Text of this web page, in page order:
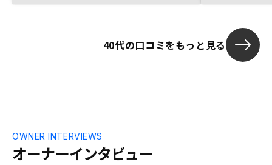
める事が出来
40代の口コミをもっと見る
オーナーインタビュー
OWNER INTERVIEWS